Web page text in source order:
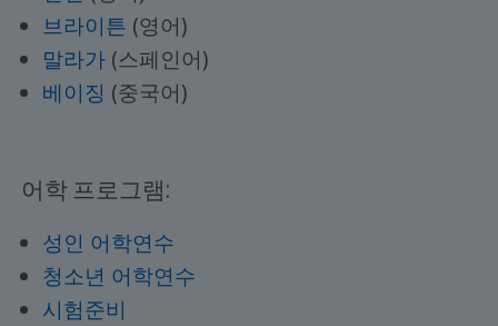
브라이튼 (영어)
말라가 (스페인어)
베이징 (중국어)
어학 프로그램:
성인 어학연수
청소년 어학연수
시험준비